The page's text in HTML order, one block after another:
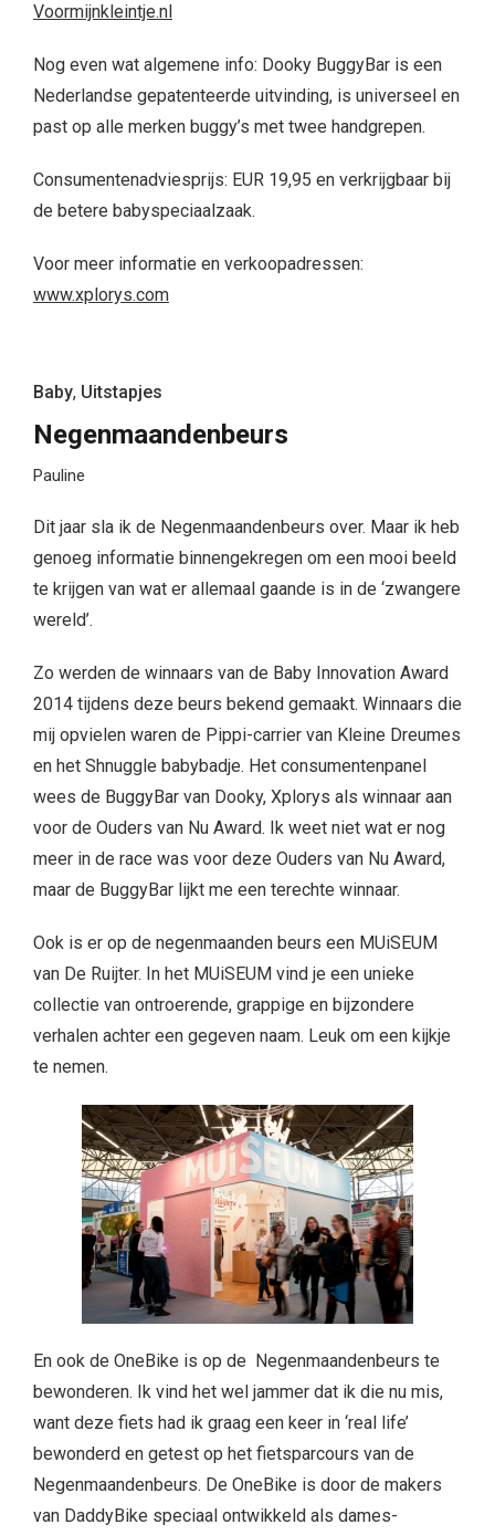
Voormijnkleintje.nl
Nog even wat algemene info: Dooky BuggyBar is een
Nederlandse gepatenteerde uitvinding, is universeel en
past op alle merken buggy’s met twee handgrepen.
Consumentenadviesprijs: EUR 19,95 en verkrijgbaar bij
de betere babyspeciaalzaak.
Voor meer informatie en verkoopadressen:
www.xplorys.com
Baby, Uitstapjes
Negenmaandenbeurs
Pauline
Dit jaar sla ik de Negenmaandenbeurs over. Maar ik heb
genoeg informatie binnengekregen om een mooi beeld
te krijgen van wat er allemaal gaande is in de ‘zwangere
wereld’.
Zo werden de winnaars van de Baby Innovation Award
2014 tijdens deze beurs bekend gemaakt. Winnaars die
mij opvielen waren de Pippi-carrier van Kleine Dreumes
en het Shnuggle babybadje. Het consumentenpanel
wees de BuggyBar van Dooky, Xplorys als winnaar aan
voor de Ouders van Nu Award. Ik weet niet wat er nog
meer in de race was voor deze Ouders van Nu Award,
maar de BuggyBar lijkt me een terechte winnaar.
Ook is er op de negenmaanden beurs een MUiSEUM
van De Ruijter. In het MUiSEUM vind je een unieke
collectie van ontroerende, grappige en bijzondere
verhalen achter een gegeven naam. Leuk om een kijkje
te nemen.
En ook de OneBike is op de Negenmaandenbeurs te
bewonderen. Ik vind het wel jammer dat ik die nu mis,
want deze fiets had ik graag een keer in ‘real life’
bewonderd en getest op het fietsparcours van de
Negenmaandenbeurs. De OneBike is door de makers
van DaddyBike speciaal ontwikkeld als dames-